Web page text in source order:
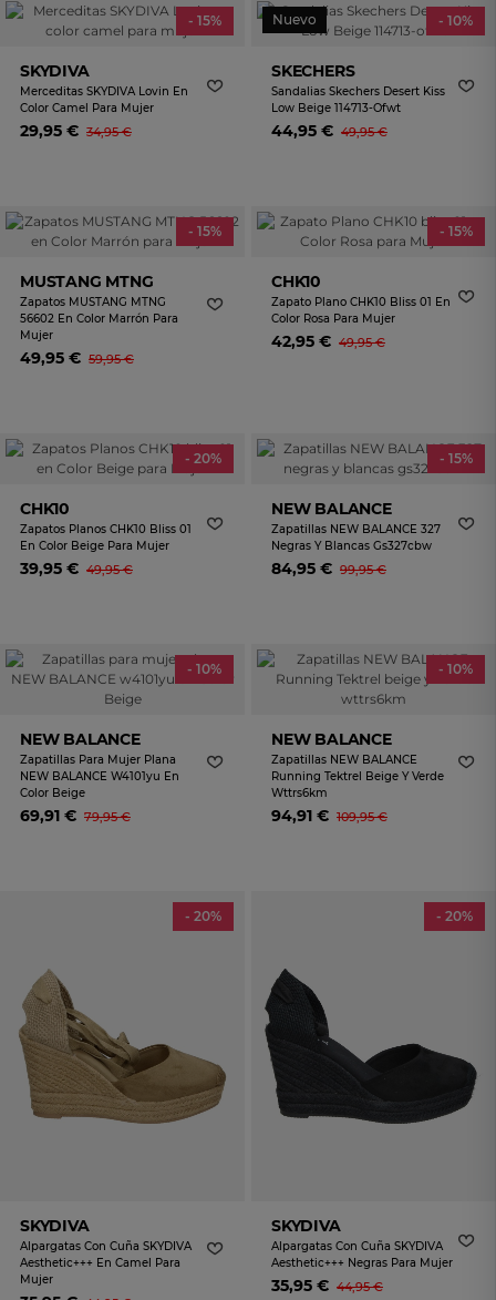
- 15%
SKYDIVA
Merceditas SKYDIVA Lovin En
Color Camel Para Mujer
29,95 € 34,95 €
Nuevo - 10%
SKECHERS
Sandalias Skechers Desert Kiss
Low Beige 114713-Ofwt
44,95 € 49,95 €
- 15%
MUSTANG MTNG
Zapatos MUSTANG MTNG
56602 En Color Marrón Para
Mujer
49,95 € 59,95 €
- 15%
CHK10
Zapato Plano CHK10 Bliss 01 En
Color Rosa Para Mujer
42,95 € 49,95 €
- 20%
CHK10
Zapatos Planos CHK10 Bliss 01
En Color Beige Para Mujer
39,95 € 49,95 €
- 15%
NEW BALANCE
Zapatillas NEW BALANCE 327
Negras Y Blancas Gs327cbw
84,95 € 99,95 €
- 10%
NEW BALANCE
Zapatillas Para Mujer Plana
NEW BALANCE W4101yu En
Color Beige
69,91 € 79,95 €
- 10%
NEW BALANCE
Zapatillas NEW BALANCE
Running Tektrel Beige Y Verde
Wttrs6km
94,91 € 109,95 €
- 20%
SKYDIVA
Alpargatas Con Cuña SKYDIVA
Aesthetic+++ En Camel Para
Mujer
- 20%
SKYDIVA
Alpargatas Con Cuña SKYDIVA
Aesthetic+++ Negras Para Mujer
35,95 € 44,95 €